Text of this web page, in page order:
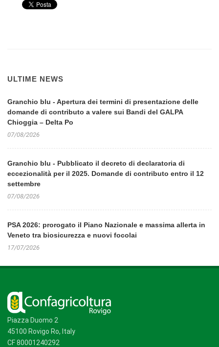
ULTIME NEWS
Granchio blu - Apertura dei termini di presentazione delle
domande di contributo a valere sui Bandi del GALPA
Chioggia – Delta Po
07/08/2026
Granchio blu - Pubblicato il decreto di declaratoria di
eccezionalità per il 2025. Domande di contributo entro il 12
settembre
07/08/2026
PSA 2026: prorogato il Piano Nazionale e massima allerta in
Veneto tra biosicurezza e nuovi focolai
17/07/2026
Piazza Duomo 2
45100 Rovigo Ro, Italy
CF 80001240292